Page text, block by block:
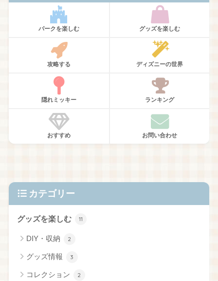
パークを楽しむ グッズを楽しむ
攻略する ディズニーの世界
隠れミッキー ランキング
おすすめ お問い合わせ
カテゴリー
グッズを楽しむ 11
DIY・収納 2
グッズ情報 3
コレクション 2